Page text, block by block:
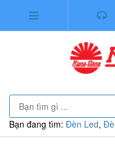
Bạn đang tìm: Đèn Led,